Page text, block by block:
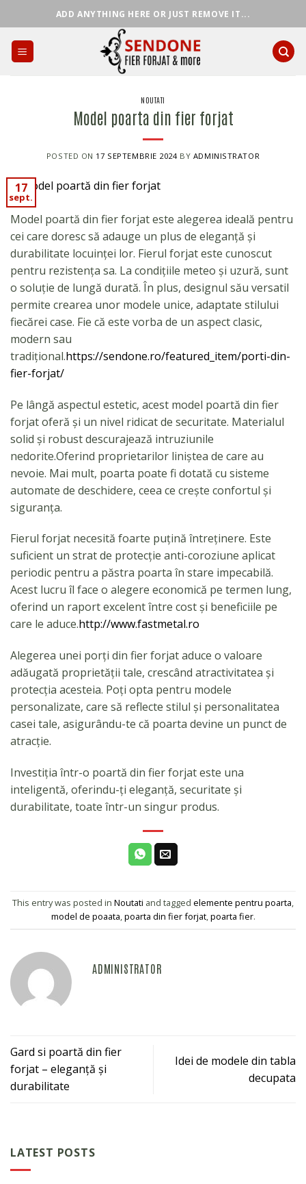
to
content
ADD ANYTHING HERE OR JUST REMOVE IT...
NOUTATI
Model poarta din fier forjat
POSTED ON 17 SEPTEMBRIE 2024BY ADMINISTRATOR
17
sept.
Model poartă din fier forjat este alegerea ideală pentru
cei care doresc să adauge un plus de eleganță și
durabilitate locuinței lor. Fierul forjat este cunoscut
pentru rezistența sa. La condițiile meteo și uzură, sunt
o soluție de lungă durată. În plus, designul său versatil
permite crearea unor modele unice, adaptate stilului
fiecărei case. Fie că este vorba de un aspect clasic,
modern sau
tradițional.https://sendone.ro/featured_item/porti-din-
fier-forjat/
Pe lângă aspectul estetic, acest model poartă din fier
forjat oferă și un nivel ridicat de securitate. Materialul
solid și robust descurajează intruziunile
nedorite.Oferind proprietarilor liniștea de care au
nevoie. Mai mult, poarta poate fi dotată cu sisteme
automate de deschidere, ceea ce crește confortul și
siguranța.
Fierul forjat necesită foarte puțină întreținere. Este
suficient un strat de protecție anti-coroziune aplicat
periodic pentru a păstra poarta în stare impecabilă.
Acest lucru îl face o alegere economică pe termen lung,
oferind un raport excelent între cost și beneficiile pe
care le aduce.http://www.fastmetal.ro
Alegerea unei porți din fier forjat aduce o valoare
adăugată proprietății tale, crescând atractivitatea și
protecția acesteia. Poți opta pentru modele
personalizate, care să reflecte stilul și personalitatea
casei tale, asigurându-te că poarta devine un punct de
atracție.
Investiția într-o poartă din fier forjat este una
inteligentă, oferindu-ți eleganță, securitate și
durabilitate, toate într-un singur produs.
This entry was posted in Noutati and tagged elemente pentru poarta,
model de poaata,poarta din fier forjat,poarta fier.
ADMINISTRATOR
Gard si poartă din fier
forjat – eleganță și
durabilitate
Idei de modele din tabla
decupata
LATEST POSTS